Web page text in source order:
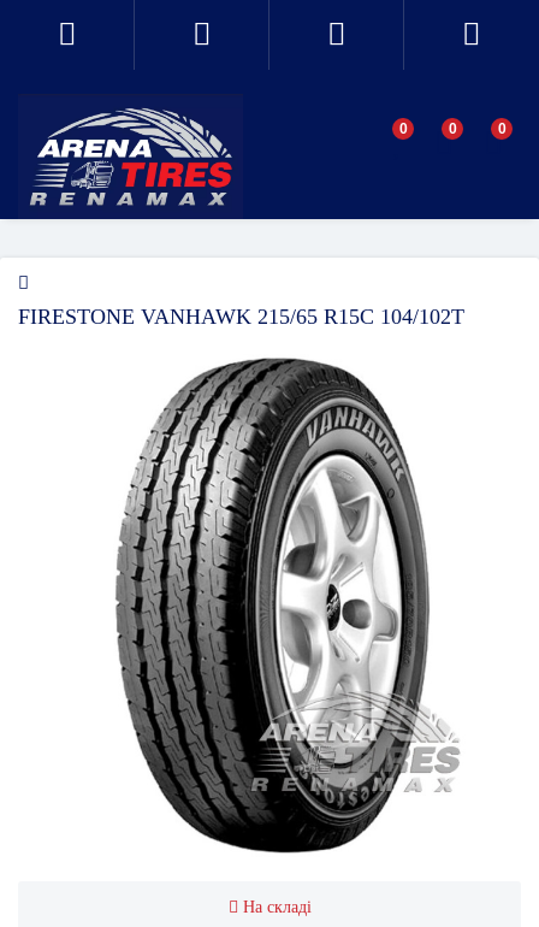
0 0 0
FIRESTONE VANHAWK 215/65 R15C 104/102T
На складі